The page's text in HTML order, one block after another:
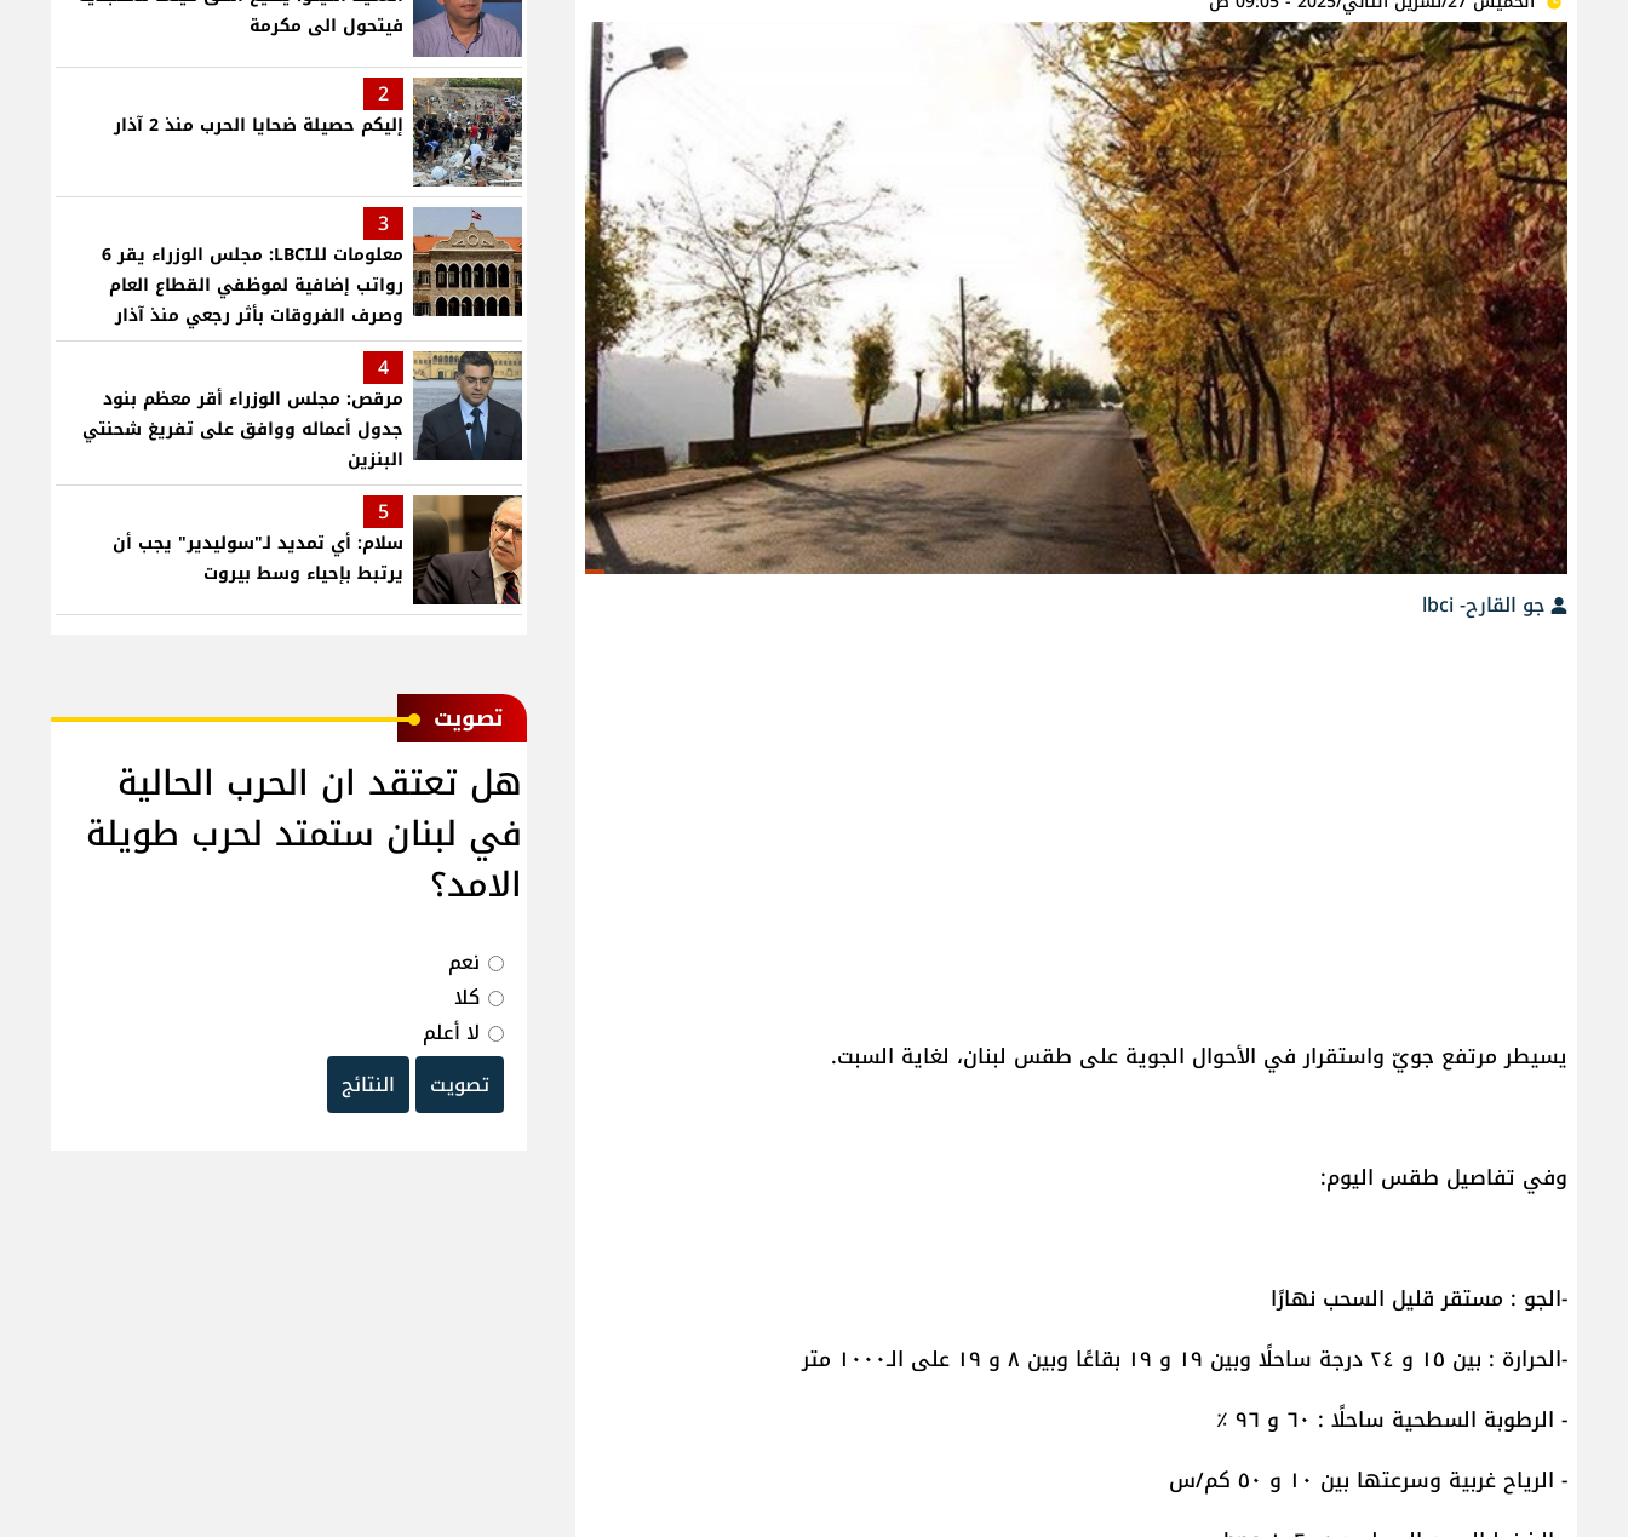
جو القارح- lbci
يسيطر مرتفع جويّ واستقرار في الأحوال الجوية على طقس لبنان، لغاية السبت.
وفي تفاصيل طقس اليوم:
-الجو : مستقر قليل السحب نهارًا
-الحرارة : بين ١٥ و ٢٤ درجة ساحلًا وبين ١٩ و ١٩ بقاعًا وبين ٨ و ١٩ على الـ١٠٠٠ متر
- الرطوبة السطحية ساحلًا : ٦٠ و ٩٦ ٪
- الرياح غربية وسرعتها بين ١٠ و ٥٠ كم/س
فيتحول الى مكرمة
2
إليكم حصيلة ضحايا الحرب منذ 2 آذار
3
معلومات للـLBCI: مجلس الوزراء يقر 6
رواتب إضافية لموظفي القطاع العام
وصرف الفروقات بأثر رجعي منذ آذار
4
مرقص: مجلس الوزراء أقر معظم بنود
جدول أعماله ووافق على تفريغ شحنتي
البنزين
5
سلام: أي تمديد لـ"سوليدير" يجب أن
يرتبط بإحياء وسط بيروت
ﺗﺼﻮﻳﺖ
هل تعتقد ان الحرب الحالية
في لبنان ستمتد لحرب طويلة
الامد؟
نعم
كلا
لا أعلم
تصويت
النتائج